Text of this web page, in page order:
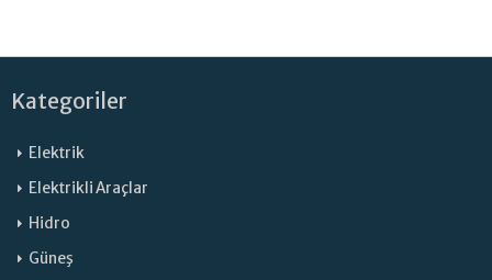
Kategoriler
Elektrik
Elektrikli Araçlar
Hidro
Güneş